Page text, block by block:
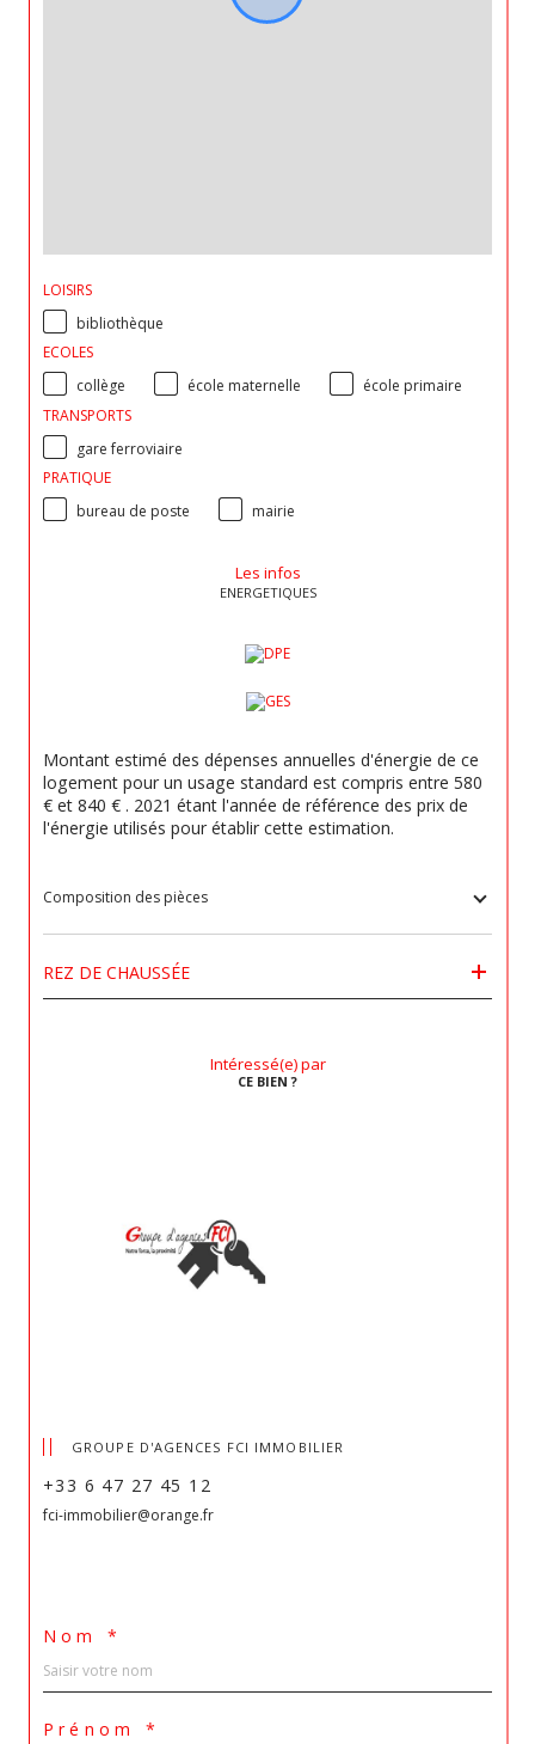
LOISIRS
bibliothèque
ECOLES
collège
école maternelle
école primaire
TRANSPORTS
gare ferroviaire
PRATIQUE
bureau de poste
mairie
Les infos
ENERGETIQUES
Montant estimé des dépenses annuelles d'énergie de ce
logement pour un usage standard est compris entre 580
€ et 840 € . 2021 étant l'année de référence des prix de
l'énergie utilisés pour établir cette estimation.
Composition des pièces
REZ DE CHAUSSÉE
Intéressé(e) par
CE BIEN ?
GROUPE D'AGENCES FCI IMMOBILIER
+33 6 47 27 45 12
fci-immobilier@orange.fr
Nom *
Prénom *